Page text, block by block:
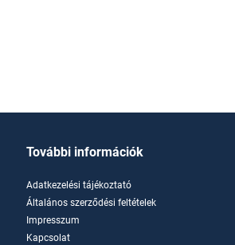
További információk
Adatkezelési tájékoztató
Általános szerződési feltételek
Impresszum
Kapcsolat